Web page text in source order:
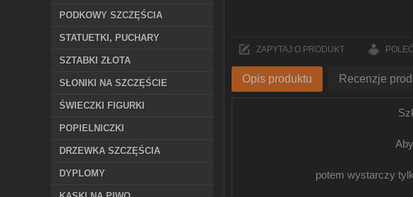
PODKOWY SZCZĘŚCIA
STATUETKI, PUCHARY
SZTABKI ZŁOTA
SŁONIKI NA SZCZĘŚCIE
ŚWIECZKI FIGURKI
POPIELNICZKI
DRZEWKA SZCZĘŚCIA
DYPLOMY
ZAPYTAJ O PRODUKT
Opis produktu Recenzje
potem wystarczy